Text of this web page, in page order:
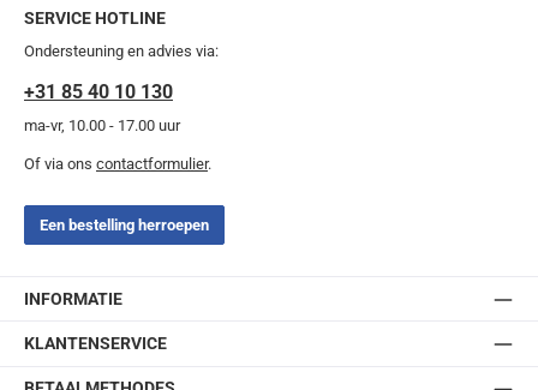
SERVICE HOTLINE
Ondersteuning en advies via:
+31 85 40 10 130
ma-vr, 10.00 - 17.00 uur
Of via ons contactformulier.
Een bestelling herroepen
INFORMATIE
KLANTENSERVICE